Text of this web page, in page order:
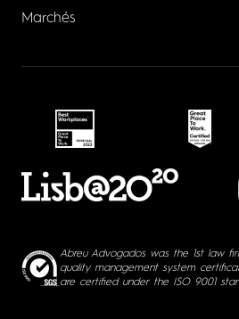
Marchés
Abreu Advogados was the 1st law
quality management system
are certified under the ISO 9001